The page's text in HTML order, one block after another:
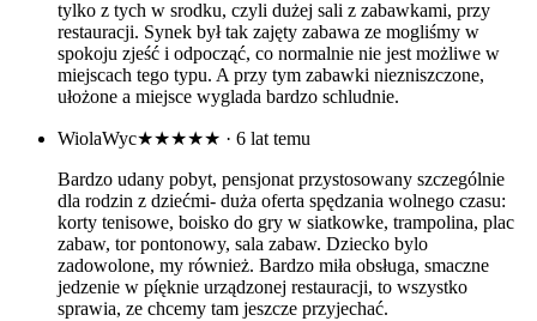
tylko z tych w srodku, czyli dużej sali z zabawkami, przy
restauracji. Synek był tak zajęty zabawa ze mogliśmy w
spokoju zjeść i odpocząć, co normalnie nie jest możliwe w
miejscach tego typu. A przy tym zabawki niezniszczone,
ułożone a miejsce wyglada bardzo schludnie.
WiolaWyc★★★★★ · 6 lat temu
Bardzo udany pobyt, pensjonat przystosowany szczególnie
dla rodzin z dziećmi- duża oferta spędzania wolnego czasu:
korty tenisowe, boisko do gry w siatkowke, trampolina, plac
zabaw, tor pontonowy, sala zabaw. Dziecko bylo
zadowolone, my również. Bardzo miła obsługa, smaczne
jedzenie w píęknie urządzonej restauracji, to wszystko
sprawia, ze chcemy tam jeszcze przyjechać.